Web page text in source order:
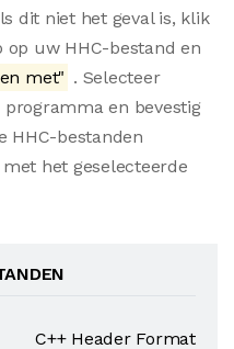
dit niet het geval is, klik
uw HHC-bestand en
met" . Selecteer
en bevestig
HHC-bestanden
het geselecteerde
C++ Header Format